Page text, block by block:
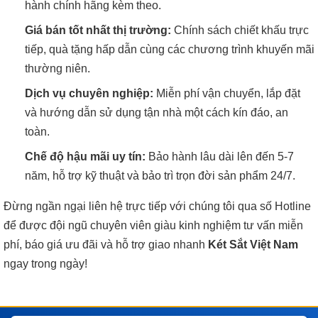
hành chính hãng kèm theo.
Giá bán tốt nhất thị trường: Chính sách chiết khấu trực
tiếp, quà tặng hấp dẫn cùng các chương trình khuyến mãi
thường niên.
Dịch vụ chuyên nghiệp: Miễn phí vận chuyển, lắp đặt
và hướng dẫn sử dụng tận nhà một cách kín đáo, an
toàn.
Chế độ hậu mãi uy tín: Bảo hành lâu dài lên đến 5-7
năm, hỗ trợ kỹ thuật và bảo trì trọn đời sản phẩm 24/7.
Đừng ngần ngại liên hệ trực tiếp với chúng tôi qua số Hotline
để được đội ngũ chuyên viên giàu kinh nghiệm tư vấn miễn
phí, báo giá ưu đãi và hỗ trợ giao nhanh Két Sắt Việt Nam
ngay trong ngày!